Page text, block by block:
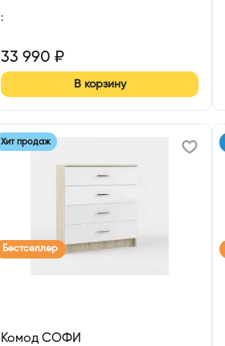
:
33 990 ₽
В корзину
Хит продаж
Бестселлер
Комод СОФИ